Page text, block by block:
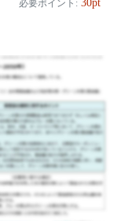
必要ポイント: 30pt